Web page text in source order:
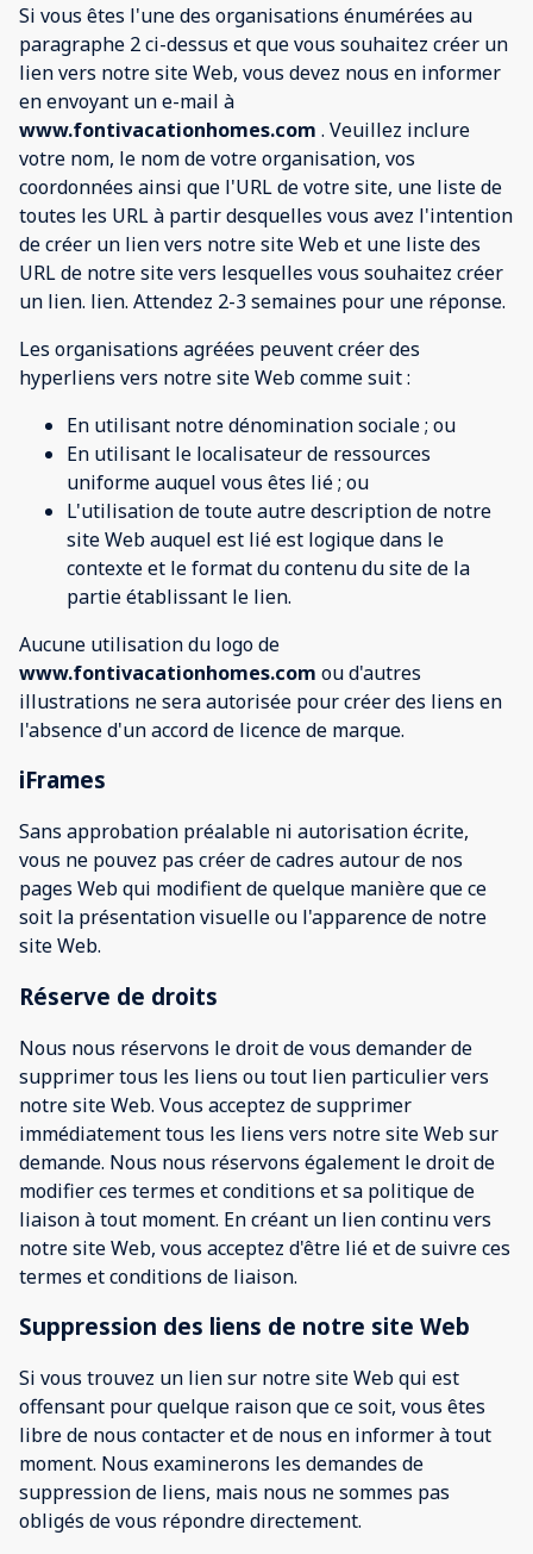
Si vous êtes l'une des organisations énumérées au
paragraphe 2 ci-dessus et que vous souhaitez créer un
lien vers notre site Web, vous devez nous en informer
en envoyant un e-mail à
www.fontivacationhomes.com . Veuillez inclure
votre nom, le nom de votre organisation, vos
coordonnées ainsi que l'URL de votre site, une liste de
toutes les URL à partir desquelles vous avez l'intention
de créer un lien vers notre site Web et une liste des
URL de notre site vers lesquelles vous souhaitez créer
un lien. lien. Attendez 2-3 semaines pour une réponse.
Les organisations agréées peuvent créer des
hyperliens vers notre site Web comme suit :
En utilisant notre dénomination sociale ; ou
En utilisant le localisateur de ressources
uniforme auquel vous êtes lié ; ou
L'utilisation de toute autre description de notre
site Web auquel est lié est logique dans le
contexte et le format du contenu du site de la
partie établissant le lien.
Aucune utilisation du logo de
www.fontivacationhomes.com ou d'autres
illustrations ne sera autorisée pour créer des liens en
l'absence d'un accord de licence de marque.
iFrames
Sans approbation préalable ni autorisation écrite,
vous ne pouvez pas créer de cadres autour de nos
pages Web qui modifient de quelque manière que ce
soit la présentation visuelle ou l'apparence de notre
site Web.
Réserve de droits
Nous nous réservons le droit de vous demander de
supprimer tous les liens ou tout lien particulier vers
notre site Web. Vous acceptez de supprimer
immédiatement tous les liens vers notre site Web sur
demande. Nous nous réservons également le droit de
modifier ces termes et conditions et sa politique de
liaison à tout moment. En créant un lien continu vers
notre site Web, vous acceptez d'être lié et de suivre ces
termes et conditions de liaison.
Suppression des liens de notre site Web
Si vous trouvez un lien sur notre site Web qui est
offensant pour quelque raison que ce soit, vous êtes
libre de nous contacter et de nous en informer à tout
moment. Nous examinerons les demandes de
suppression de liens, mais nous ne sommes pas
obligés de vous répondre directement.